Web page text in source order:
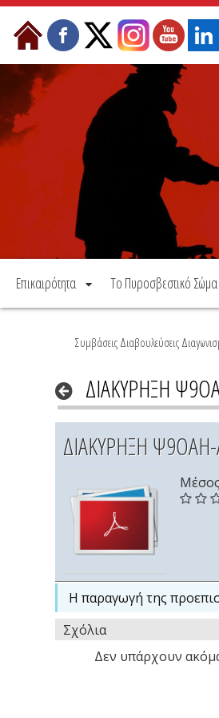
Μετάβαση στο περιεχόμενο
Επικαιρότητα Το Πυροσβεστικό Σώμα
Συμβάσεις Διαβουλεύσεις
ΔΙΑΚΥΡΗΞΗ
ΔΙΑΚΥΡΗΞΗ
Η παραγωγή της
Σχόλια
Δεν υπάρχουν